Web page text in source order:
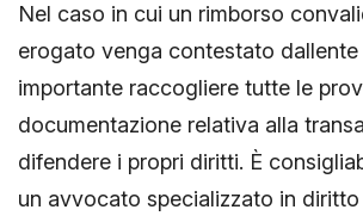
Nel caso in cui un rimborso
erogato venga contestato
importante raccogliere tutte le
documentazione relativa alla
difendere i propri diritti. È
un avvocato specializzato in diritto